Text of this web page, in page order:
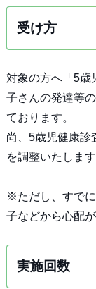
受け方
対象の方へ「5歳
子さんの発達等
ております。
尚、5歳児健康診
を調整いたします
※ただし、すで
子などから心配
実施回数